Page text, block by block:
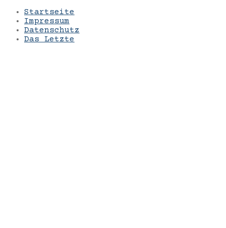
Startseite
Impressum
Datenschutz
Das Letzte